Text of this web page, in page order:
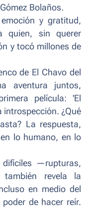
Bolaños.
y gratitud,
quien, sin querer
y tocó millones de
de El Chavo del
aventura juntos,
película: 'El
introspección. ¿Qué
La respuesta,
lo humano, en lo
difíciles —rupturas,
revela la
en medio del
de hacer reír.